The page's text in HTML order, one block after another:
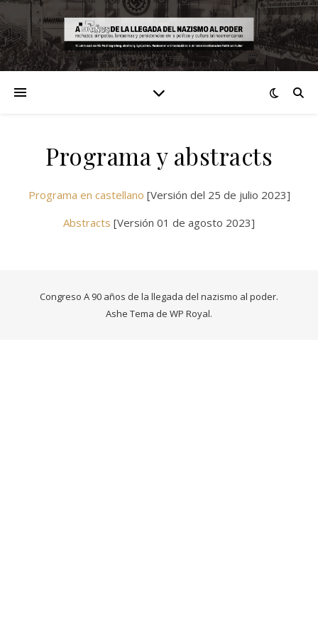
Programa y abstracts
Programa en castellano [Versión del 25 de julio 2023]
Abstracts [Versión 01 de agosto 2023]
Congreso A 90 años de la llegada del nazismo al poder.
Ashe Tema de WP Royal.